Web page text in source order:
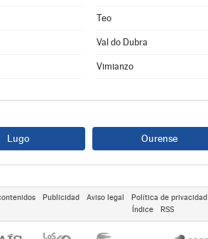
Teo
Val do Dubra
Vimianzo
Lugo Ourense
Publicidad Aviso legal Política de privacidad
Índice
RSS